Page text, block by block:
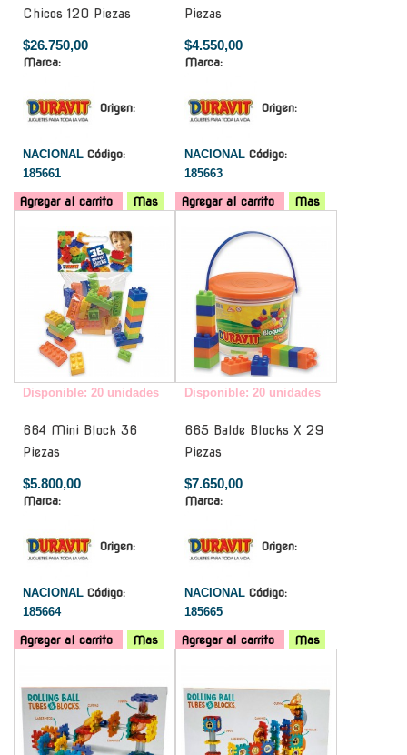
Chicos 120 Piezas
$26.750,00
Marca:
Origen:
NACIONAL Código:
185661
Agregar al carrito Mas
Piezas
$4.550,00
Marca:
Origen:
NACIONAL Código:
185663
Agregar al carrito
Mas
Disponible: 20 unidades
664 Mini Block 36
Piezas
$5.800,00
Marca:
Origen:
NACIONAL Código:
185664
Agregar al carrito Mas
Disponible: 20 unidades
665 Balde Blocks X 29
Piezas
$7.650,00
Marca:
Origen:
NACIONAL Código:
185665
Agregar al carrito
Mas